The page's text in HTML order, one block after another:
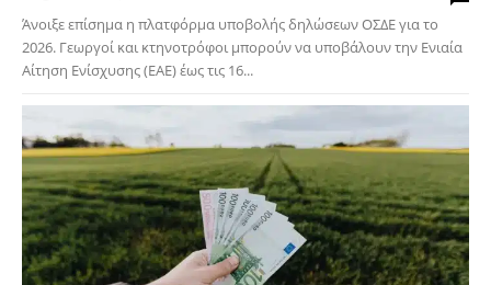
Άνοιξε επίσημα η πλατφόρμα υποβολής δηλώσεων ΟΣΔΕ για το
2026. Γεωργοί και κτηνοτρόφοι μπορούν να υποβάλουν την Ενιαία
Αίτηση Ενίσχυσης (ΕΑΕ) έως τις 16...